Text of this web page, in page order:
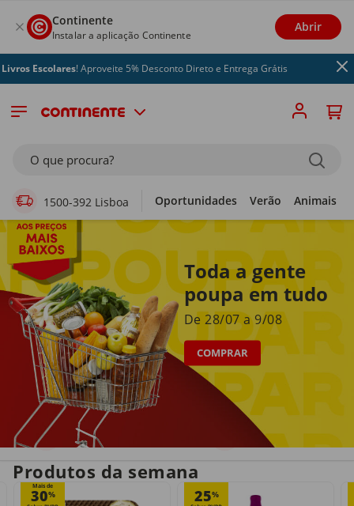
Continente
Instalar a aplicação Continente
Abrir
! Aproveite 5% Desconto Direto e Entrega Grátis
O que procura?
1500-392 Lisboa Oportunidades Verão Animais
Supermercado Online
Toda a gente
poupa em tudo
De 28/07 a 9/08
COMPRAR
Entrega em casa
no próprio dia
Recolha grátis
com o Click&Go
Produtos da semana
Mais de
30% 25%